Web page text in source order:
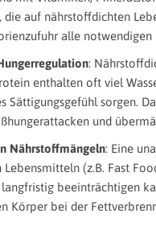
die auf nährstoffdichten
alle
:
enthalten oft viel
Sättigungsgefühl sorgen.
und
Nährstoffmängeln: Eine
(z.B. Fast
beeinträchtigen
Körper bei der